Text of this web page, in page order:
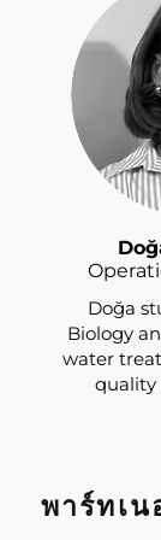
Doğa
Biology
water
quality
พาร์ทเ